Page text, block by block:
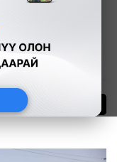
газрын